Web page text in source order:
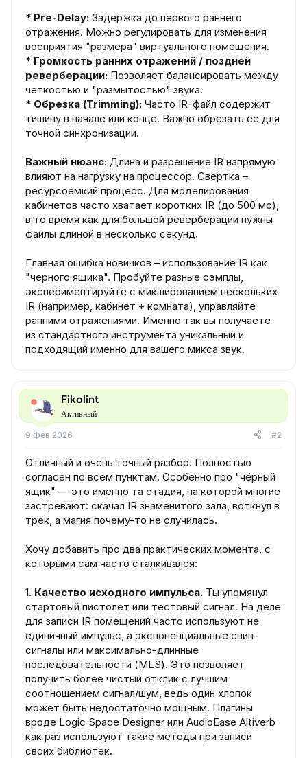
* Pre-Delay: Задержка до первого раннего
отражения. Можно регулировать для изменения
восприятия "размера" виртуального помещения.
* Громкость ранних отражений / поздней
реверберации: Позволяет балансировать между
четкостью и "размытостью" звука.
* Обрезка (Trimming): Часто IR-файл содержит
тишину в начале или конце. Важно обрезать ее для
точной синхронизации.
Важный нюанс: Длина и разрешение IR напрямую
влияют на нагрузку на процессор. Свертка –
ресурсоемкий процесс. Для моделирования
кабинетов часто хватает коротких IR (до 500 мс),
в то время как для большой реверберации нужны
файлы длиной в несколько секунд.
Главная ошибка новичков – использование IR как
"черного ящика". Пробуйте разные сэмплы,
экспериментируйте с микшированием нескольких
IR (например, кабинет + комната), управляйте
ранними отражениями. Именно так вы получаете
из стандартного инструмента уникальный и
подходящий именно для вашего микса звук.
Fikolint
Активный
9 Фев 2026 #2
Отличный и очень точный разбор! Полностью
согласен по всем пунктам. Особенно про "чёрный
ящик" — это именно та стадия, на которой многие
застревают: скачал IR знаменитого зала, воткнул в
трек, а магия почему-то не случилась.
Хочу добавить про два практических момента, с
которыми сам часто сталкивался:
1. Качество исходного импульса. Ты упомянул
стартовый пистолет или тестовый сигнал. На деле
для записи IR помещений часто используют не
единичный импульс, а экспоненциальные свип-
сигналы или максимально-длинные
последовательности (MLS). Это позволяет
получить более чистый отклик с лучшим
соотношением сигнал/шум, ведь один хлопок
может быть недостаточно мощным. Плагины
вроде Logic Space Designer или AudioEase Altiverb
как раз используют такие методы при записи
своих библиотек.